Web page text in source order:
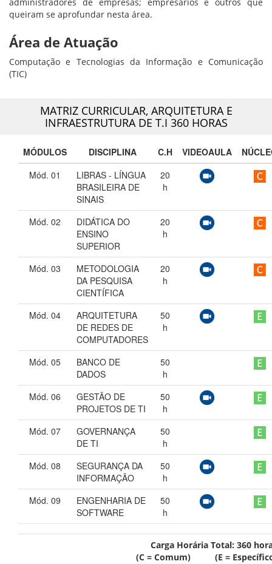
queiram se aprofundar nesta área.
Área de Atuação
Computação e Tecnologias da Informação e Comunicação
(TIC)
MATRIZ CURRICULAR, ARQUITETURA E
INFRAESTRUTURA DE T.I 360 HORAS
MÓDULOS DISCIPLINA C.H VIDEOAULA
Mód. 01
LIBRAS - LÍNGUA
BRASILEIRA DE
SINAIS
20
h
Mód. 02
DIDÁTICA DO
ENSINO
SUPERIOR
20
h
Mód. 03
METODOLOGIA
DA PESQUISA
CIENTÍFICA
20
h
Mód. 04
ARQUITETURA
DE REDES DE
COMPUTADORES
50
h
Mód. 05
BANCO DE
DADOS
50
h
Mód. 06
GESTÃO DE
PROJETOS DE TI
50
h
Mód. 07
GOVERNANÇA
DE TI
50
h
Mód. 08
SEGURANÇA DA
INFORMAÇÃO
50
h
Mód. 09
ENGENHARIA DE
SOFTWARE
50
h
Carga Horária Total: 360
(C = Comum) (E =